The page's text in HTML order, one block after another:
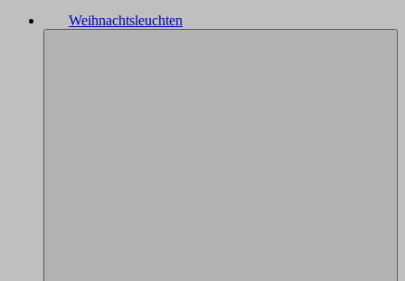
Weihnachtsleuchten